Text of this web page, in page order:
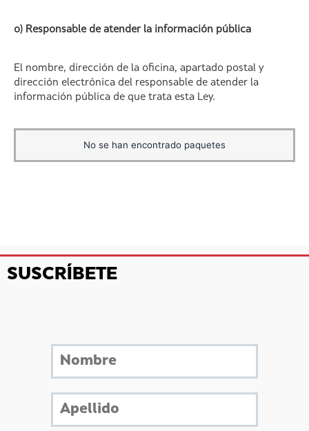
o) Responsable de atender la información pública
El nombre, dirección de la oficina, apartado postal y
dirección electrónica del responsable de atender la
información pública de que trata esta Ley.
No se han encontrado paquetes
SUSCRÍBETE